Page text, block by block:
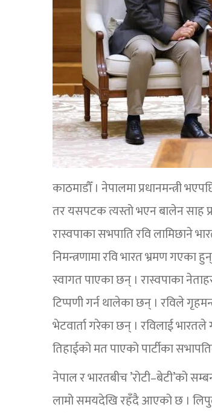
काठमाडौँ । नेपालमा प्रधानमन्त्री
तर यसपटक त्यस्तो भएन बालेन साह
रास्वपाका सभपाति रवि लामिछाने
निमन्त्रणामा रवि भारत भ्रमण गएका
स्वागत पाएका छन् । रास्वपाका
टिप्पणी गर्न थालेका छन् । रविले
भेटवार्ता गरेका छन् । रविलाई
तिहाईको मत पाएको पार्टीका
नेपाल र भारतबीच ’रोटी–बेटी’को
लामो समयदेखि रहँदै आएको छ ।